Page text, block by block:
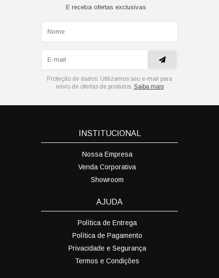
E receba ofertas exclusivas
Proteção de dados: Utilizamos seu e-mail para
envio de ofertas de produtos. Saiba mais
INSTITUCIONAL
Nossa Empresa
Venda Corporativa
Showroom
AJUDA
Política de Entrega
Política de Pagamento
Privacidade e Segurança
Termos e Condições